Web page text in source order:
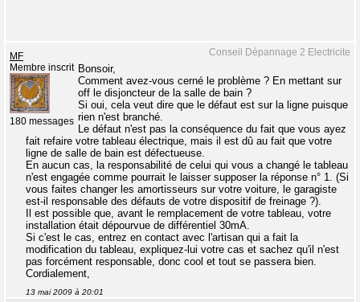
Conseil Dépannage 2 Electricite
MF
Membre inscrit
180 messages
Bonsoir,
Comment avez-vous cerné le problème ? En mettant sur
off le disjoncteur de la salle de bain ?
Si oui, cela veut dire que le défaut est sur la ligne puisque
rien n'est branché.
Le défaut n'est pas la conséquence du fait que vous ayez
fait refaire votre tableau électrique, mais il est dû au fait que votre
ligne de salle de bain est défectueuse.
En aucun cas, la responsabilité de celui qui vous a changé le tableau
n'est engagée comme pourrait le laisser supposer la réponse n° 1. (Si
vous faites changer les amortisseurs sur votre voiture, le garagiste
est-il responsable des défauts de votre dispositif de freinage ?).
Il est possible que, avant le remplacement de votre tableau, votre
installation était dépourvue de différentiel 30mA.
Si c'est le cas, entrez en contact avec l'artisan qui a fait la
modification du tableau, expliquez-lui votre cas et sachez qu'il n'est
pas forcément responsable, donc cool et tout se passera bien.
Cordialement,
13 mai 2009 à 20:01